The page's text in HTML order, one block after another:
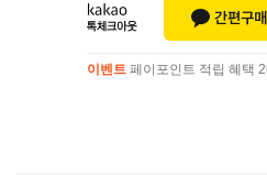
이벤트 페이포인트 적립 혜택